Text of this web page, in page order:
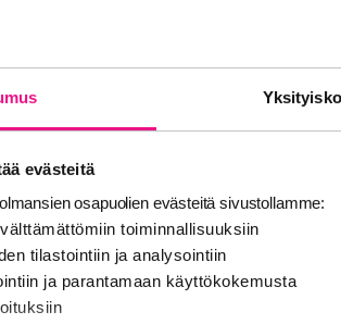
evästeitä
osapuolien evästeitä sivustollamme:
toiminnallisuuksiin
tilastointiin ja analysointiin
ja parantamaan käyttökokemusta
sai syyskuun lopussa
Näistä 15 siirrettiin
Lisäksi kaksi hakemusta
taajuuksien osalta, joilla
oli haettavana 24 paikkakunnalle
taajuuksien määrän kaikilla
ja Raaseporia lukuun ottamatta.
on ilmoittanut siirrosta